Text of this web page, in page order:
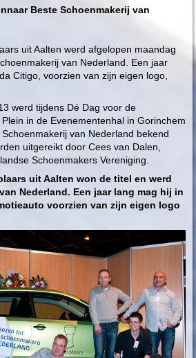
Beste Schoenmakerij van
uit Aalten werd afgelopen maandag
van Nederland. Een jaar
Citigo, voorzien van zijn eigen logo,
werd tijdens Dé Dag voor de
in de Evenementenhal in Gorinchem
van Nederland bekend
uitgereikt door Cees van Dalen,
Schoenmakers Vereniging.
uit Aalten won de titel en werd
Nederland. Een jaar lang mag hij in
voorzien van zijn eigen logo